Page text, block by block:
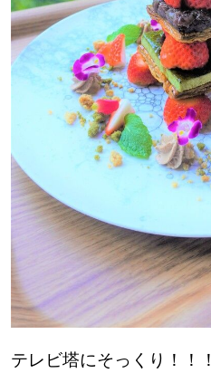
テレビ塔にそっくり！！！